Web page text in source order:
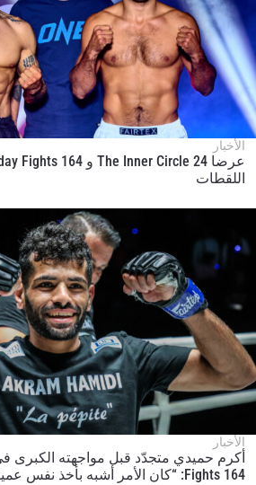
الأخبار
اللقطات
الأخبار
Fights 164: “كان الأمر أشبه بأخذ نفس عميق”